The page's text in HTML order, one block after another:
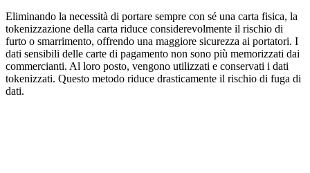
Eliminando la necessità di portare sempre con sé una carta fisica, la
tokenizzazione della carta riduce considerevolmente il rischio di
furto o smarrimento, offrendo una maggiore sicurezza ai portatori. I
dati sensibili delle carte di pagamento non sono più memorizzati dai
commercianti. Al loro posto, vengono utilizzati e conservati i dati
tokenizzati. Questo metodo riduce drasticamente il rischio di fuga di
dati.